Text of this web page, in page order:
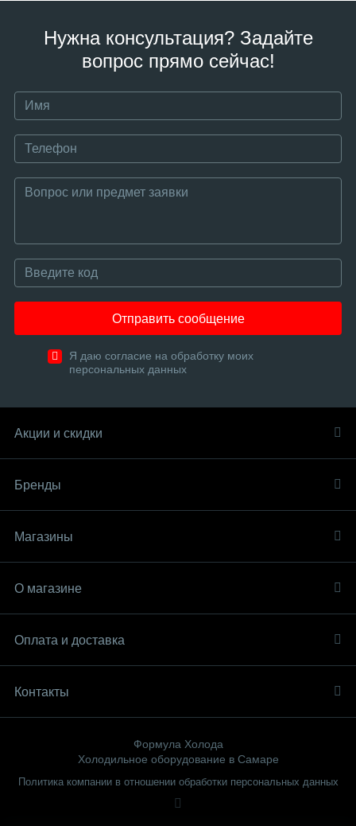
Нужна консультация? Задайте
вопрос прямо сейчас!
Отправить сообщение
Я даю согласие на обработку моих
персональных данных
Акции и скидки
Бренды
Магазины
О магазине
Оплата и доставка
Контакты
Формула Холода
Холодильное оборудование в Самаре
Политика компании в отношении обработки персональных данных